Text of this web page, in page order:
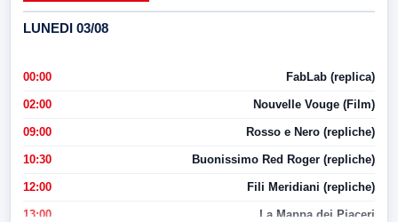
LUNEDI 03/08
00:00 FabLab (replica)
02:00 Nouvelle Vouge (Film)
09:00 Rosso e Nero (repliche)
10:30 Buonissimo Red Roger (repliche)
12:00 Fili Meridiani (repliche)
13:00 La Mappa dei Piaceri